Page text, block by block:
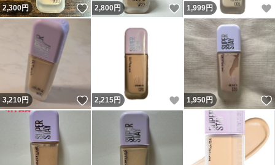
2,300円 いいね！
2,800円 いいね！
1,999円
3,210円 いいね！
2,215円 いいね！
1,950円